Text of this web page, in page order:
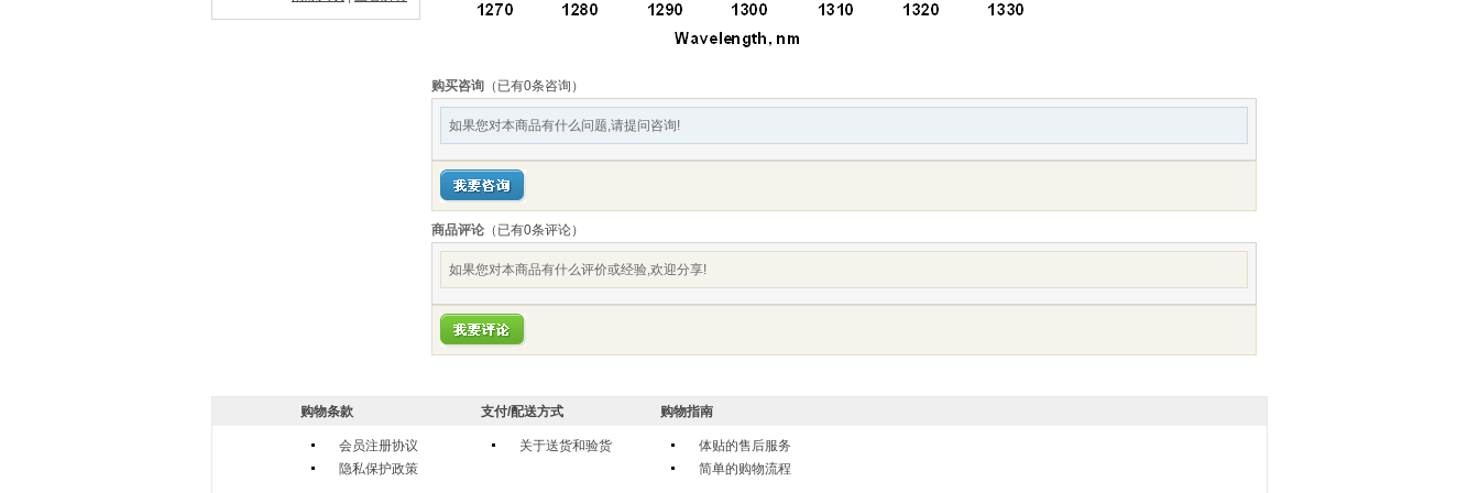
购买咨询 （已有0条咨询）
如果您对本商品有什么问题,请提问咨询!
商品评论 （已有0条评论）
如果您对本商品有什么评价或经验,欢迎分享!
购物条款
会员注册协议
隐私保护政策
支付/配送方式
关于送货和验货
购物指南
体贴的售后服务
简单的购物流程